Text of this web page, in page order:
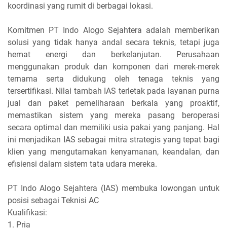
koordinasi yang rumit di berbagai lokasi.
Komitmen PT Indo Alogo Sejahtera adalah memberikan
solusi yang tidak hanya andal secara teknis, tetapi juga
hemat energi dan berkelanjutan. Perusahaan
menggunakan produk dan komponen dari merek-merek
ternama serta didukung oleh tenaga teknis yang
tersertifikasi. Nilai tambah IAS terletak pada layanan purna
jual dan paket pemeliharaan berkala yang proaktif,
memastikan sistem yang mereka pasang beroperasi
secara optimal dan memiliki usia pakai yang panjang. Hal
ini menjadikan IAS sebagai mitra strategis yang tepat bagi
klien yang mengutamakan kenyamanan, keandalan, dan
efisiensi dalam sistem tata udara mereka.
PT Indo Alogo Sejahtera (IAS) membuka lowongan untuk
posisi sebagai Teknisi AC
Kualifikasi:
1. Pria